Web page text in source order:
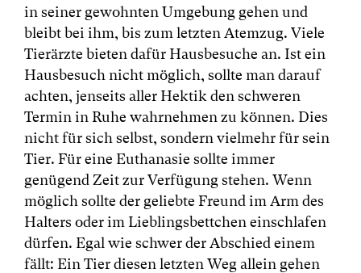
in seiner gewohnten Umgebung gehen und
bleibt bei ihm, bis zum letzten Atemzug. Viele
Tierärzte bieten dafür Hausbesuche an. Ist ein
Hausbesuch nicht möglich, sollte man darauf
achten, jenseits aller Hektik den schweren
Termin in Ruhe wahrnehmen zu können. Dies
nicht für sich selbst, sondern vielmehr für sein
Tier. Für eine Euthanasie sollte immer
genügend Zeit zur Verfügung stehen. Wenn
möglich sollte der geliebte Freund im Arm des
Halters oder im Lieblingsbettchen einschlafen
dürfen. Egal wie schwer der Abschied einem
fällt: Ein Tier diesen letzten Weg allein gehen